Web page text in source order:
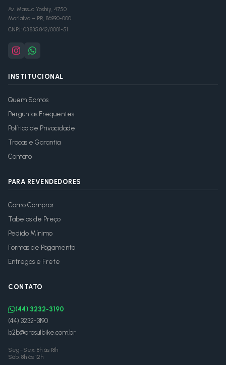
Av. Massuo Yoshiy, 4750
Marialva – PR, 86990-000
CNPJ: 03.835.842/0001-51
INSTITUCIONAL
Quem Somos
Perguntas Frequentes
Política de Privacidade
Trocas e Garantia
Contato
PARA REVENDEDORES
Como Comprar
Tabelas de Preço
Pedido Mínimo
Formas de Pagamento
Entregas e Frete
CONTATO
(44) 3232-3190
(44) 3232-3190
b2b@arosulbike.com.br
Seg–Sex: 8h às 18h
Sáb: 8h às 12h